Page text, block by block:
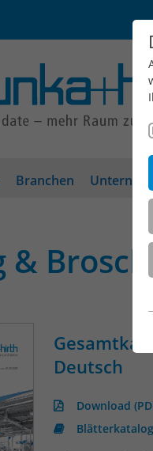
Branchen
Deutsch
Download
Blätterkatalog